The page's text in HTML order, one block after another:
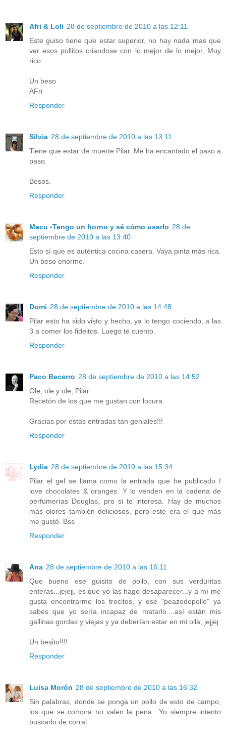
Afri & Loli 28 de septiembre de 2010 a las 12:11
Este guiso tiene que estar superior, no hay nada mas que
ver esos pollitos criandose con lo mejor de lo mejor. Muy
rico
Un beso
AFri
Responder
Silvia 28 de septiembre de 2010 a las 13:11
Tiene que estar de muerte Pilar. Me ha encantado el paso a
paso.
Besos.
Responder
Macu -Tengo un horno y sé cómo usarlo 28 de
septiembre de 2010 a las 13:40
Esto sí que es auténtica cocina casera. Vaya pinta más rica.
Un beso enorme.
Responder
Domi 28 de septiembre de 2010 a las 14:48
Pilar esto ha sido visto y hecho, ya lo tengo cociendo, a las
3 a comer los fideitos. Luego te cuento.
Responder
Paco Becerro 28 de septiembre de 2010 a las 14:52
Ole, ole y ole, Pilar.
Recetón de los que me gustan con locura.
Gracias por estas entradas tan geniales!!!
Responder
Lydia 28 de septiembre de 2010 a las 15:34
Pilar el gel se llama como la entrada que he publicado I
love chocolates & oranges. Y lo venden en la cadena de
perfumerías Douglas, pro si te interesa. Hay de muchos
más olores también deliciosos, pero este era el que más
me gustó. Bss
Responder
Ana 28 de septiembre de 2010 a las 16:11
Que bueno ese guisito de pollo, con sus verduritas
enteras...jejejj, es que yo las hago desaparecer...y a mí me
gusta encontrarme los trocitos, y ese "peazodepollo" ya
sabes que yo sería incapaz de matarlo....así están mis
gallinas gordas y viejas y ya deberían estar en mi olla, jejjej
Un besito!!!!
Responder
Luisa Morón 28 de septiembre de 2010 a las 16:32
Sin palabras, donde se ponga un pollo de esto de campo,
los que se compra no valen la pena.. Yo siempre intento
buscarlo de corral.